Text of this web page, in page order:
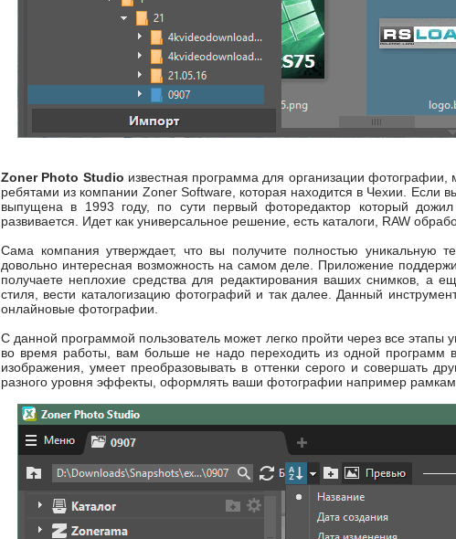
Zoner Photo Studio известная программа для организации фотографии,
ребятами из компании Zoner Software, которая находится в Чехии. Если
выпущена в 1993 году, по сути первый фоторедактор который
развивается. Идет как универсальное решение, есть каталоги, RAW
Сама компания утверждает, что вы получите полностью уникальную
довольно интересная возможность на самом деле. Приложение
получаете неплохие средства для редактирования ваших снимков,
стиля, вести каталогизацию фотографий и так далее. Данный
онлайновые фотографии.
С данной программой пользователь может легко пройти через все
во время работы, вам больше не надо переходить из одной
изображения, умеет преобразовывать в оттенки серого и совершать
разного уровня эффекты, оформлять ваши фотографии например